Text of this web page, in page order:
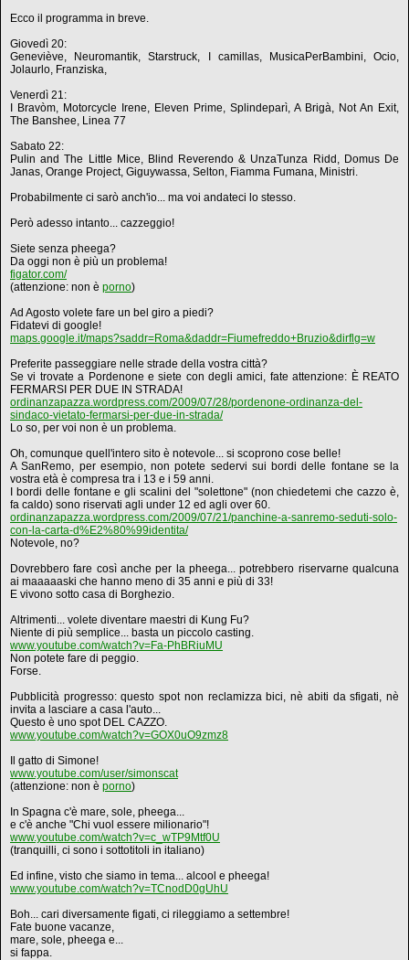
Ecco il programma in breve.
Giovedì 20:
Geneviève, Neuromantik, Starstruck, I camillas, MusicaPerBambini, Ocio,
Jolaurlo, Franziska,
Venerdì 21:
I Bravòm, Motorcycle Irene, Eleven Prime, Splindeparì, A Brigà, Not An Exit,
The Banshee, Linea 77
Sabato 22:
Pulin and The Little Mice, Blind Reverendo & UnzaTunza Ridd, Domus De
Janas, Orange Project, Giguywassa, Selton, Fiamma Fumana, Ministri.
Probabilmente ci sarò anch'io... ma voi andateci lo stesso.
Però adesso intanto... cazzeggio!
Siete senza pheega?
Da oggi non è più un problema!
figator.com/
(attenzione: non è porno)
Ad Agosto volete fare un bel giro a piedi?
Fidatevi di google!
maps.google.it/maps?saddr=Roma&daddr=Fiumefreddo+Bruzio&dirflg=w
Preferite passeggiare nelle strade della vostra città?
Se vi trovate a Pordenone e siete con degli amici, fate attenzione: È REATO
FERMARSI PER DUE IN STRADA!
ordinanzapazza.wordpress.com/2009/07/28/pordenone-ordinanza-del-
sindaco-vietato-fermarsi-per-due-in-strada/
Lo so, per voi non è un problema.
Oh, comunque quell'intero sito è notevole... si scoprono cose belle!
A SanRemo, per esempio, non potete sedervi sui bordi delle fontane se la
vostra età è compresa tra i 13 e i 59 anni.
I bordi delle fontane e gli scalini del "solettone" (non chiedetemi che cazzo è,
fa caldo) sono riservati agli under 12 ed agli over 60.
ordinanzapazza.wordpress.com/2009/07/21/panchine-a-sanremo-seduti-solo-
con-la-carta-d%E2%80%99identita/
Notevole, no?
Dovrebbero fare così anche per la pheega... potrebbero riservarne qualcuna
ai maaaaaski che hanno meno di 35 anni e più di 33!
E vivono sotto casa di Borghezio.
Altrimenti... volete diventare maestri di Kung Fu?
Niente di più semplice... basta un piccolo casting.
www.youtube.com/watch?v=Fa-PhBRiuMU
Non potete fare di peggio.
Forse.
Pubblicità progresso: questo spot non reclamizza bici, nè abiti da sfigati, nè
invita a lasciare a casa l'auto...
Questo è uno spot DEL CAZZO.
www.youtube.com/watch?v=GOX0uO9zmz8
Il gatto di Simone!
www.youtube.com/user/simonscat
(attenzione: non è porno)
In Spagna c'è mare, sole, pheega...
e c'è anche "Chi vuol essere milionario"!
www.youtube.com/watch?v=c_wTP9Mtf0U
(tranquilli, ci sono i sottotitoli in italiano)
Ed infine, visto che siamo in tema... alcool e pheega!
www.youtube.com/watch?v=TCnodD0gUhU
Boh... cari diversamente figati, ci rileggiamo a settembre!
Fate buone vacanze,
mare, sole, pheega e...
si fappa.